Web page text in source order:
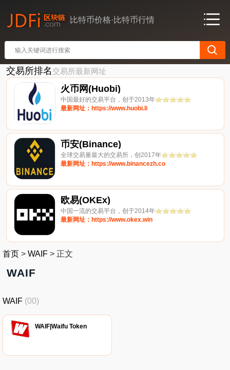
比特币价格·比特币行情
交易所排名交易所最新网址
火币网(Huobi)
中国最好的交易平台，创于2013年
最新网址：https://www.huobi.li
币安(Binance)
全球交易量最大的交易所，创2017年
最新网址：https://www.binancezh.co
欧易(OKEx)
中国一流的交易平台，创于2014年
最新网址：https://www.okex.win
首页 > WAIF > 正文
WAIF
WAIF (00)
WAIF|Waifu Token